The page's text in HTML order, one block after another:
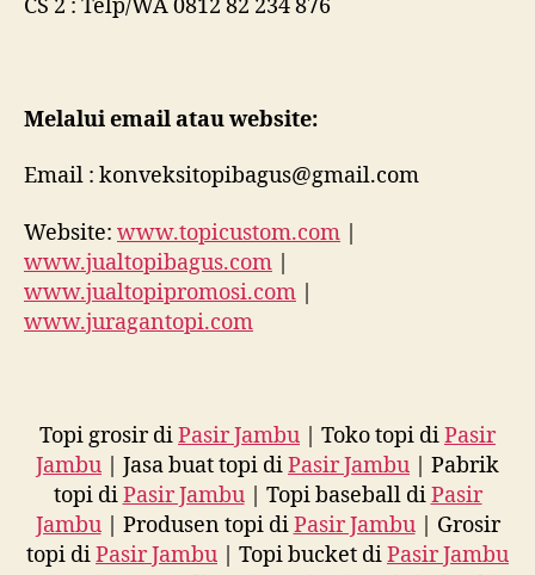
CS 2 : Telp/WA 0812 82 234 876
Melalui email atau website:
Email : konveksitopibagus@gmail.com
Website: www.topicustom.com |
www.jualtopibagus.com |
www.jualtopipromosi.com |
www.juragantopi.com
Topi grosir diPasir Jambu | Toko topi diPasir
Jambu | Jasa buat topi diPasir Jambu | Pabrik
topi diPasir Jambu| Topi baseball diPasir
Jambu| Produsen topi diPasir Jambu| Grosir
topi diPasir Jambu | Topi bucket diPasir Jambu